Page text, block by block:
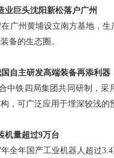
巨头沈阳新松落户广州
广州黄埔设立南方基地，生
备的生态圈。
自主研发高端装备再添利器
铁四局集团共同研制，采
，可广泛应用于埋深较浅的
量超过9万台
全年国产工业机器人 超过